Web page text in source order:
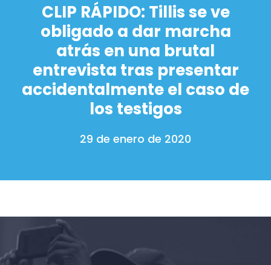
CLIP RÁPIDO: Tillis se ve
obligado a dar marcha
atrás en una brutal
entrevista tras presentar
accidentalmente el caso de
los testigos
29 de enero de 2020